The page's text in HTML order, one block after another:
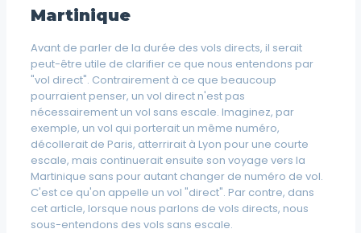
Martinique
Avant de parler de la durée des vols directs, il serait
peut-être utile de clarifier ce que nous entendons par
"vol direct". Contrairement à ce que beaucoup
pourraient penser, un vol direct n'est pas
nécessairement un vol sans escale. Imaginez, par
exemple, un vol qui porterait un même numéro,
décollerait de Paris, atterrirait à Lyon pour une courte
escale, mais continuerait ensuite son voyage vers la
Martinique sans pour autant changer de numéro de vol.
C'est ce qu'on appelle un vol "direct". Par contre, dans
cet article, lorsque nous parlons de vols directs, nous
sous-entendons des vols sans escale.